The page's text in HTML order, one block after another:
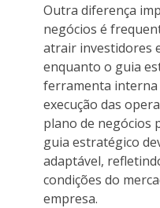
Outra diferença
negócios é
atrair investidores
enquanto o guia
ferramenta interna
execução das
plano de negócios
guia estratégico
adaptável,
condições do
empresa.